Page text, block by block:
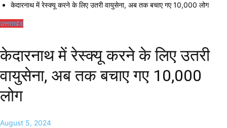
केदारनाथ में रेस्क्यू करने के लिए उतरी वायुसेना, अब तक बचाए गए 10,000 लोग
उत्तराखंड
केदारनाथ में रेस्क्यू करने के लिए उतरी
वायुसेना, अब तक बचाए गए 10,000
लोग
August 5, 2024